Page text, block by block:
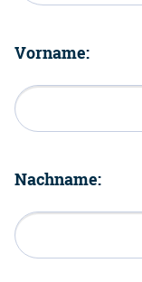
Vorname:
Nachname: